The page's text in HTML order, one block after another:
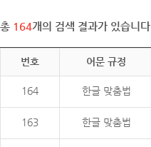
총 164개의 검색 결과가 있습니다.
번호 어문 규정
164 한글 맞춤법
163 한글 맞춤법